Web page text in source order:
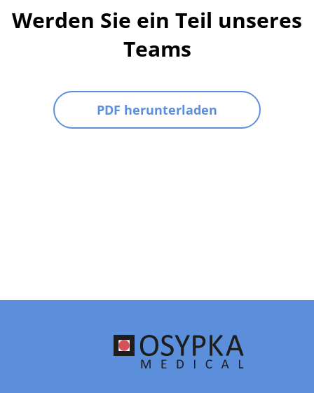
Werden Sie ein Teil unseres
Teams
PDF herunterladen